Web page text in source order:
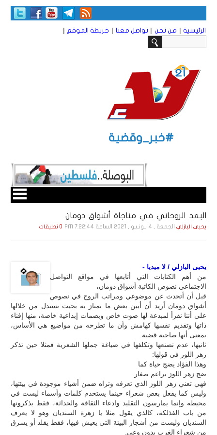
الرئيسية | من نحن | تواصل معنا | خريطة الموقع |
#خبر_وقضية
البعد الروحاني في مناجاة أشواق دومان
يحيى اليازلي الجمعة , 4 يـونـيـو , 2021 الساعة 7:22:44 PM 0 تعليقات
يحيى اليازلي / لا ميديا -
من أهم الكتابات التي أتابعها في مواقع التواصل
الاجتماعي نصوص الكاتبة أشواق دومان،
قبل أن أتحدث عن موضوعي ومراتب الروح في نصوص
أشواق دومان أريد أن أبين بعض ما تمتاز به بحيث نستدل من خلالها
على أننا نقرأ لمبدعة لها صوت خاص وبصمات إبداعية خاصة، منها إفناء
ذاتها وتقديم نفسها كهامش وأن ما تطرحه من مواضيع هي الأساس،
بمعنى أنها صاحبة قضية.
ثانيها، عدم تصنعها وتكلفها في صياغة جملها الشعرية فمثلا حين تذكر
زهر اللوز في قولها:
وهذا الفؤاد يضج حياة كما
ضج زهر اللوز براعم صغار
فهي تعني زهر اللوز الذي تعرفه وتراه ضمن أشياء موجودة في بيئتها،
وليس كما يفعل بعض شعراء حينما يستخدم كلمات وأسماء ليست في
محيطه وإنما يمارسون التقليد وادعاء الثقافة والحداثة، فقط يذكرونها
من باب الفذلكة، كالذي يقول مثلا يا زهرة السنديان وهو لا يعرف
السنديان وليست من أشجار البيئة التي يعيش فيها، فقط يقلد أو يسرق
من شعراء الغرب بدون وعي.